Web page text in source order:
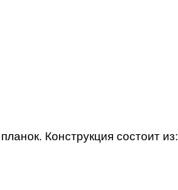
Конструкция состоит из: